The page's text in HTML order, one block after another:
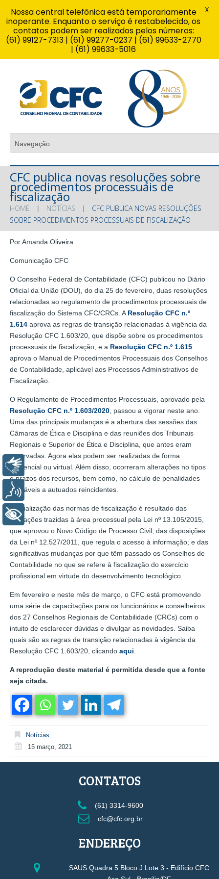
CFC publica novas resoluções sobre
procedimentos processuais de
fiscalização
HOME NOTÍCIAS
CFC PUBLICA NOVAS RESOLUÇÕES
SOBRE PROCEDIMENTOS PROCESSUAIS DE FISCALIZAÇÃO
Por Amanda Oliveira
Comunicação CFC
O Conselho Federal de Contabilidade (CFC) publicou no Diário
Oficial da União (DOU), do dia 25 de fevereiro, duas resoluções
relacionadas ao regulamento de procedimentos processuais de
fiscalização do Sistema CFC/CRCs. A Resolução CFC n.º
1.614 aprova as regras de transição relacionadas à vigência da
Resolução CFC 1.603/20, que dispõe sobre os procedimentos
processuais de fiscalização, e a Resolução CFC n.º 1.615
aprova o Manual de Procedimentos Processuais dos Conselhos
de Contabilidade, aplicável aos Processos Administrativos de
Fiscalização.
O Regulamento de Procedimentos Processuais, aprovado pela
Resolução CFC n.º 1.603/2020 , passou a vigorar neste ano.
Uma das principais mudanças é a abertura das sessões das
Câmaras de Ética e Disciplina e das reuniões dos Tribunais
Regionais e Superior de Ética e Disciplina, que antes eram
reservadas. Agora elas podem ser realizadas de forma
presencial ou virtual. Além disso, ocorreram alterações no tipos
e prazos dos recursos, bem como, no cálculo de penalidades
aplicáveis a autuados reincidentes.
A atualização das normas de fiscalização é resultado das
alterações trazidas à área processual pela Lei nº 13.105/2015,
que aprovou o Novo Código de Processo Civil; das disposições
da Lei nº 12.527/2011, que regula o acesso à informação; e das
significativas mudanças por que têm passado os Conselhos de
Contabilidade no que se refere à fiscalização do exercício
profissional em virtude do desenvolvimento tecnológico.
Em fevereiro e neste mês de março, o CFC está promovendo
uma série de capacitações para os funcionários e conselheiros
dos 27 Conselhos Regionais de Contabilidade (CRCs) com o
intuito de esclarecer dúvidas e divulgar as novidades. Saiba
quais são as regras de transição relacionadas à vigência da
Resolução CFC 1.603/20, clicando aqui
A reprodução deste material é permitida desde que a fonte
seja citada.
Notícias
15 março, 2021
CONTATOS
(61) 3314-9600
cfc@cfc.org.br
ENDEREÇO
SAUS Quadra 5 Bloco J Lote 3 - Edifício CFC
Nossa central telefônica está temporariamente
inoperante. Enquanto o serviço é restabelecido, os
contatos podem ser realizados pelos números:
(61) 99127-7313 | (61) 99277-0237 | (61) 99633-2770
| (61) 99633-5016
X
Libras
Voz
+ Acessibilidade